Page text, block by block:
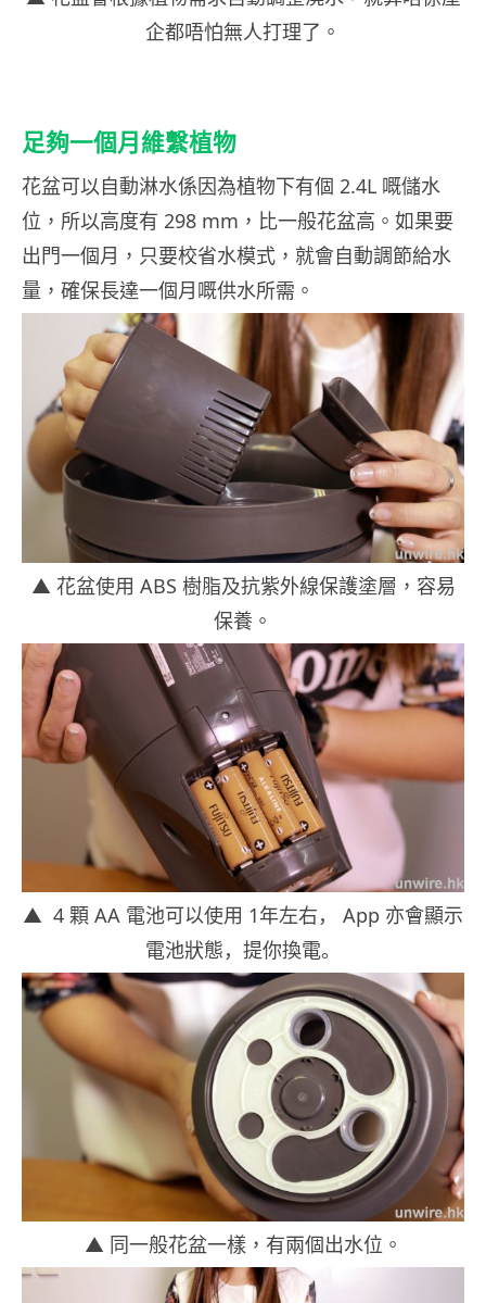
企都唔怕無人打理了。
足夠一個月維繫植物
花盆可以自動淋水係因為植物下有個 2.4L 嘅儲水
位，所以高度有 298 mm，比一般花盆高。如果要
出門一個月，只要校省水模式，就會自動調節給水
量，確保長達一個月嘅供水所需。
▲ 花盆使用 ABS 樹脂及抗紫外線保護塗層，容易
保養。
▲ 4 顆 AA 電池可以使用 1年左右， App 亦會顯示
電池狀態，提你換電。
▲ 同一般花盆一樣，有兩個出水位。